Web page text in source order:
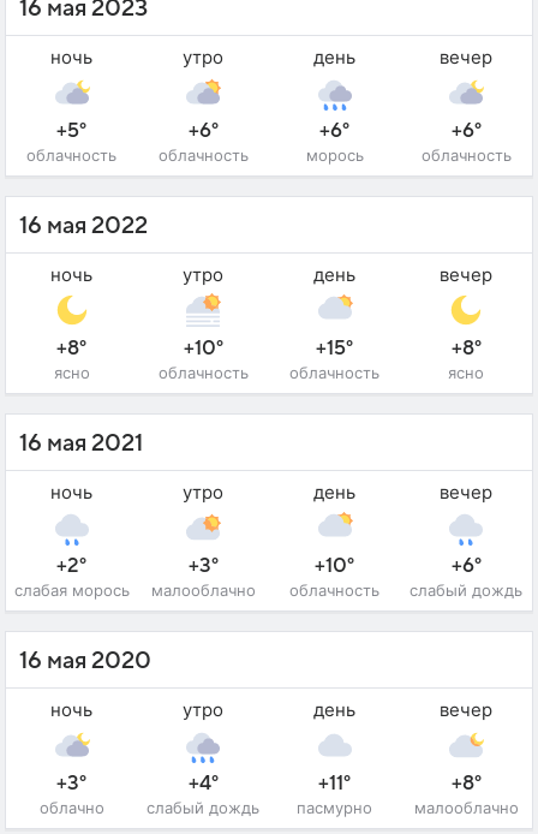
16 мая 2023
ночь
+5°
облачность
утро
+6°
облачность
день
+6°
морось
вечер
+6°
облачность
16 мая 2022
ночь
+8°
ясно
утро
+10°
облачность
день
+15°
облачность
вечер
+8°
ясно
16 мая 2021
ночь
+2°
слабая морось
утро
+3°
малооблачно
день
+10°
облачность
вечер
+6°
слабый дождь
16 мая 2020
ночь
+3°
облачно
утро
+4°
слабый дождь
день
+11°
пасмурно
вечер
+8°
малооблачно